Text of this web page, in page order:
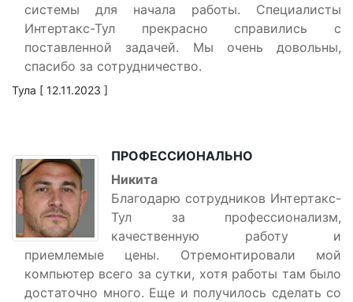
системы для начала работы. Специалисты
Интертакс-Тул прекрасно справились с
поставленной задачей. Мы очень довольны,
спасибо за сотрудничество.
Тула [ 12.11.2023 ]
ПРОФЕССИОНАЛЬНО
Никита
Благодарю сотрудников Интертакс-
Тул за профессионализм,
качественную работу и
приемлемые цены. Отремонтировали мой
компьютер всего за сутки, хотя работы там было
достаточно много. Еще и получилось сделать со